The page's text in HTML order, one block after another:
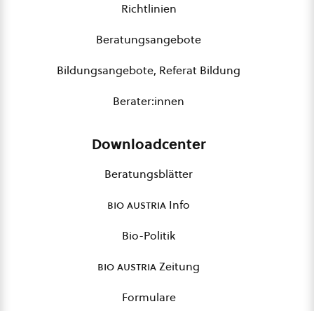
Richtlinien
Beratungsangebote
Bildungsangebote, Referat Bildung
Berater:innen
Downloadcenter
Beratungsblätter
bio austria Info
Bio-Politik
bio austriaZeitung
Formulare